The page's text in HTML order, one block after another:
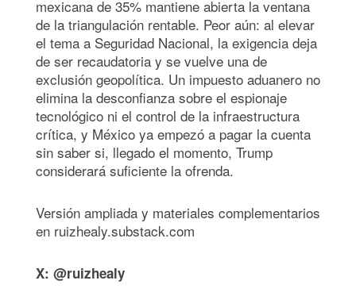
mexicana de 35% mantiene abierta la ventana
de la triangulación rentable. Peor aún: al elevar
el tema a Seguridad Nacional, la exigencia deja
de ser recaudatoria y se vuelve una de
exclusión geopolítica. Un impuesto aduanero no
elimina la desconfianza sobre el espionaje
tecnológico ni el control de la infraestructura
crítica, y México ya empezó a pagar la cuenta
sin saber si, llegado el momento, Trump
considerará suficiente la ofrenda.
Versión ampliada y materiales complementarios
en ruizhealy.substack.com
X: @ruizhealy